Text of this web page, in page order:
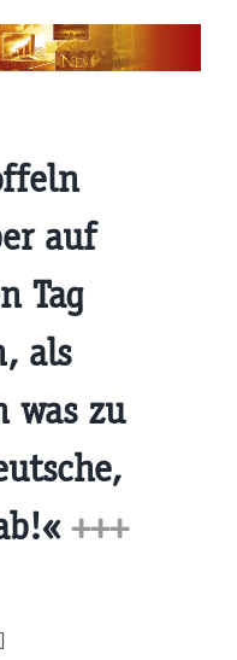
auf
Tag
als
was zu
+++